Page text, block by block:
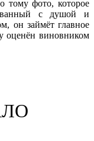
тому фото, которое
с душой и
он займёт главное
оценён виновником